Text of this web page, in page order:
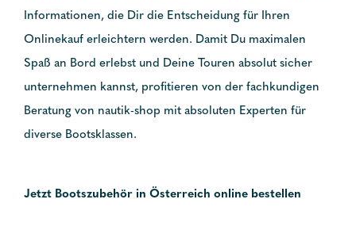
Informationen, die Dir die Entscheidung für Ihren
Onlinekauf erleichtern werden. Damit Du maximalen
Spaß an Bord erlebst und Deine Touren absolut sicher
unternehmen kannst, profitieren von der fachkundigen
Beratung von nautik-shop mit absoluten Experten für
diverse Bootsklassen.
Jetzt Bootszubehör in Österreich online bestellen